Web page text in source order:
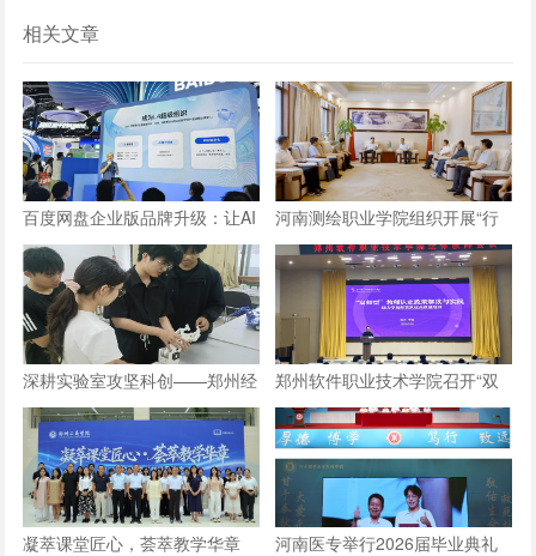
相关文章
百度网盘企业版品牌升级：让AI
长在数字资产上，成就“超级组
织”
河南测绘职业学院组织开展“行
走的思政课”实践教学活动
深耕实验室攻坚科创——郑州经
贸学院学子自研仿生机械手
郑州软件职业技术学院召开“双
师型”教师认定政策及企业实践
专项解读会议
凝萃课堂匠心，荟萃教学华章
河南医专举行2026届毕业典礼